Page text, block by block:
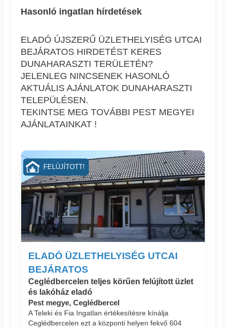
Hasonló ingatlan hírdetések
ELADÓ ÚJSZERŰ ÜZLETHELYISÉG UTCAI
BEJÁRATOS HIRDETÉST KERES
DUNAHARASZTI TERÜLETÉN?
JELENLEG NINCSENEK HASONLÓ
AKTUÁLIS AJÁNLATOK DUNAHARASZTI
TELEPÜLÉSEN.
TEKINTSE MEG TOVÁBBI PEST MEGYEI
AJÁNLATAINKAT !
ELADÓ ÜZLETHELYISÉG UTCAI
BEJÁRATOS
Ceglédbercelen teljes körűen felújított üzlet
és lakóház eladó
Pest megye, Ceglédbercel
A Teleki és Fia Ingatlan értékesítésre kínálja
Ceglédbercelen ezt a központi helyen fekvő 604
FELÚJÍTOTT!